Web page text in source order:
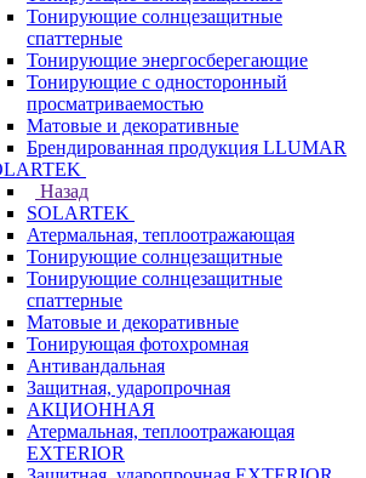
Тонирующие солнцезащитные
спаттерные
Тонирующие энергосберегающие
Тонирующие с односторонный
просматриваемостью
Матовые и декоративные
Брендированная продукция LLUMAR
Назад
SOLARTEK
Атермальная, теплоотражающая
Тонирующие солнцезащитные
Тонирующие солнцезащитные
спаттерные
Матовые и декоративные
Тонирующая фотохромная
Антивандальная
Защитная, ударопрочная
АКЦИОННАЯ
Атермальная, теплоотражающая
EXTERIOR